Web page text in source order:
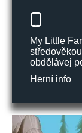
My Little
obdělávej
Herní info